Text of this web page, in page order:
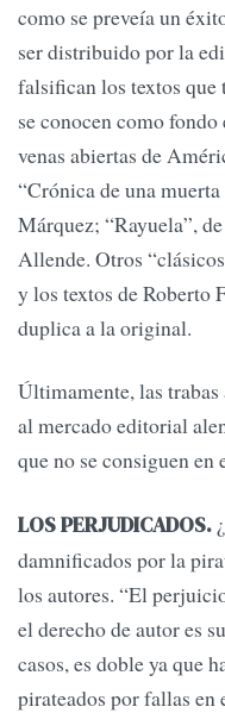
como se preveía un
ser distribuido por la
falsifican los textos que
se conocen como
venas abiertas de
“Crónica de una
Márquez; “Rayuela”,
Allende. Otros
y los textos de Roberto
duplica a la original.
Últimamente, las
al mercado editorial
que no se consiguen en
LOS PERJUDICADOS.
damnificados por la
los autores. “El
el derecho de autor es
casos, es doble ya que
pirateados por fallas